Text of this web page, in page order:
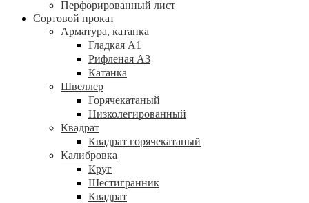
Перфорированный лист
Сортовой прокат
Арматура, катанка
Гладкая А1
Рифленая А3
Катанка
Швеллер
Горячекатаный
Низколегированный
Квадрат
Квадрат горячекатаный
Калибровка
Круг
Шестигранник
Квадрат